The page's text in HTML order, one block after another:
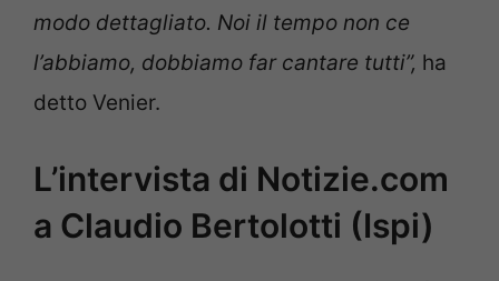
modo dettagliato. Noi il tempo non ce
l’abbiamo, dobbiamo far cantare tutti”, ha
detto Venier.
L’intervista di Notizie.com
a Claudio Bertolotti (Ispi)